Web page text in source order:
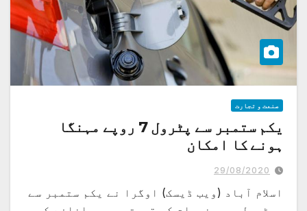
صنعت و تجارت
یکم ستمبر سے پٹرول 7 روپے مہنگا
ہونے کا امکان
29/08/2020
اسلام آباد (ویب ڈیسک) اوگرا نے یکم ستمبر سے